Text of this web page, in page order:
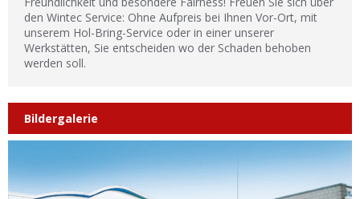
den Wintec Service: Ohne Aufpreis bei Ihnen Vor-Ort, mit
unserem Hol-Bring-Service oder in einer unserer
Werkstätten, Sie entscheiden wo der Schaden behoben
werden soll.
Bildergalerie